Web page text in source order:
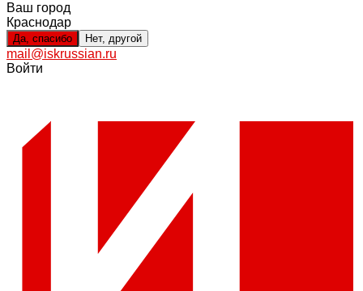
Ваш город
Краснодар
Да, спасибо Нет, другой
mail@iskrussian.ru
Войти